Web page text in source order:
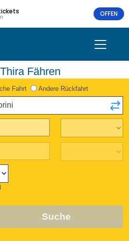
OFFEN
Fähren
Fahrt Andere Rückfahrt
Suche